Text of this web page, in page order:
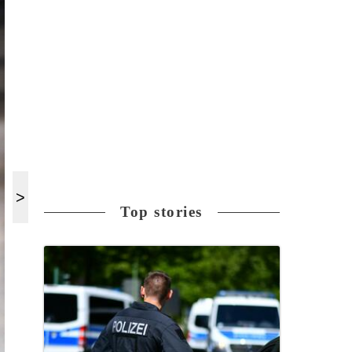
Top stories